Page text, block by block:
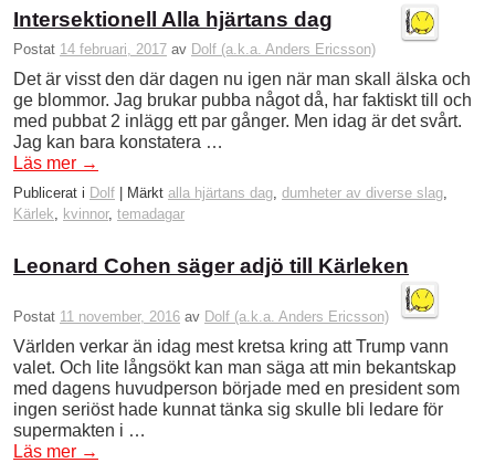
Intersektionell Alla hjärtans dag
Postat 14 februari, 2017 av Dolf (a.k.a. Anders Ericsson)
Det är visst den där dagen nu igen när man skall älska och
ge blommor. Jag brukar pubba något då, har faktiskt till och
med pubbat 2 inlägg ett par gånger. Men idag är det svårt.
Jag kan bara konstatera …
Läs mer →
Publicerat i Dolf Märkt alla hjärtans dag, dumheter av diverse slag,
Kärlek, kvinnor, temadagar
Leonard Cohen säger adjö till Kärleken
Postat 11 november, 2016 av Dolf (a.k.a. Anders Ericsson)
Världen verkar än idag mest kretsa kring att Trump vann
valet. Och lite långsökt kan man säga att min bekantskap
med dagens huvudperson började med en president som
ingen seriöst hade kunnat tänka sig skulle bli ledare för
supermakten i …
Läs mer →